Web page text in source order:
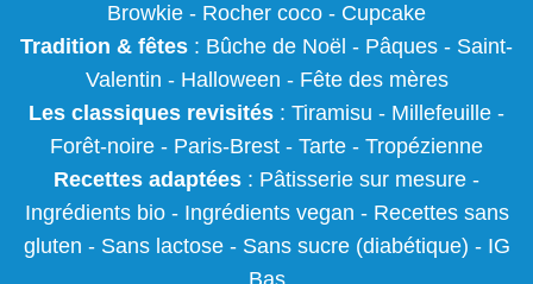
Browkie - Rocher coco - Cupcake
Tradition & fêtes : Bûche de Noël - Pâques - Saint-
Valentin - Halloween - Fête des mères
Les classiques revisités : Tiramisu - Millefeuille -
Forêt-noire - Paris-Brest - Tarte - Tropézienne
Recettes adaptées : Pâtisserie sur mesure -
Ingrédients bio- Ingrédients vegan - Recettes sans
gluten - Sans lactose - Sans sucre (diabétique) - IG
Bas